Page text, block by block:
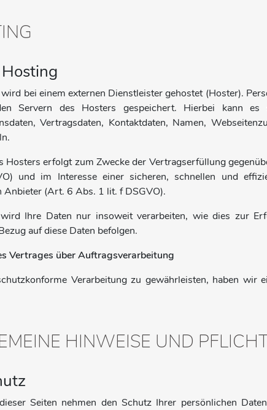
bei einem externen Dienstleister gehostet (Hoster).
Servern des Hosters gespeichert. Hierbei kann
Vertragsdaten, Kontaktdaten, Namen,
Hosters erfolgt zum Zwecke der Vertragserfüllung
und im Interesse einer sicheren, schnellen und
Anbieter (Art. 6 Abs. 1 lit. f DSGVO).
Ihre Daten nur insoweit verarbeiten, wie dies zur
auf diese Daten befolgen.
Vertrages über Auftragsverarbeitung
Verarbeitung zu gewährleisten, haben
HINWEISE UND
Seiten nehmen den Schutz Ihrer persönlichen